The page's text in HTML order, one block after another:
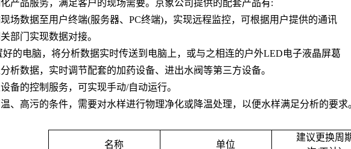
产品服务，满足客户的现场需要。京象公司提供的配套产品有:
场数据至用户终端(服务器、 PC终端)，实现远程监控，可根据用户提供的通讯
部门实现数据对接。
好的电脑，将分析数据实时传送到电脑上，或与之相连的户外LED电子液晶屏葛
析数据，实时调节配套的加药设备、进出水阀等第三方设备。
备的控制服务，可实现手动/自动运行。
、高污的条件，需要对水样进行物理净化或降温处理，以便水样满足分析的要求
名称 单位
建议更换周